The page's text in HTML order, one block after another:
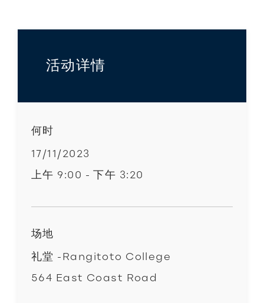
活动详情
何时
17/11/2023
上午 9:00 - 下午 3:20
场地
礼堂 -Rangitoto College
564 East Coast Road